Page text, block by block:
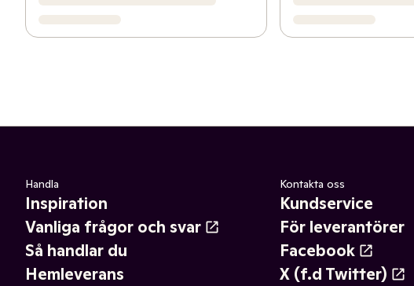
Handla
Inspiration
Vanliga frågor och svar
Så handlar du
Hemleverans
Kontakta oss
Kundservice
För leverantörer
Facebook
X (f.d Twitter)